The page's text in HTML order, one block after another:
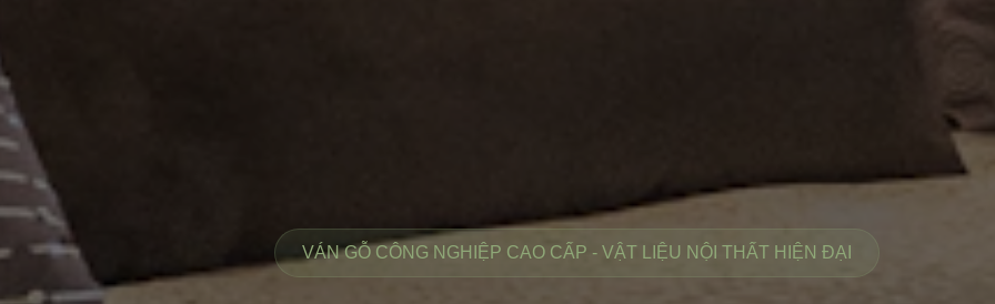
VÁN GỖ CÔNG NGHIỆP CAO CẤP - VẬT LIỆU NỘI THẤT HIỆN ĐẠI